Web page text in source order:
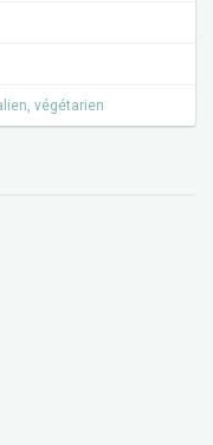
, végétarien